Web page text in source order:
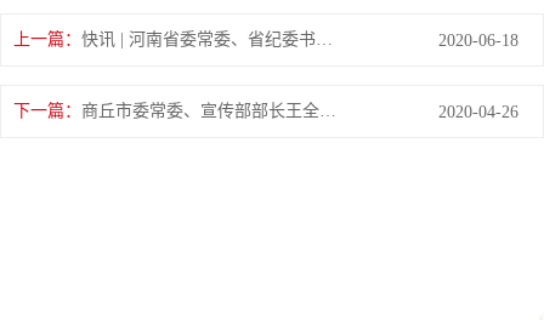
上一篇： 快讯 | 河南省委常委、省纪委书记、省监委主任任正晓莅临花花牛乳业集团新蔡瑞亚牧场调研 2020-06-18
下一篇： 商丘市委常委、宣传部部长王全周一行莅临睢县瑞亚牧业有限公司调研 2020-04-26